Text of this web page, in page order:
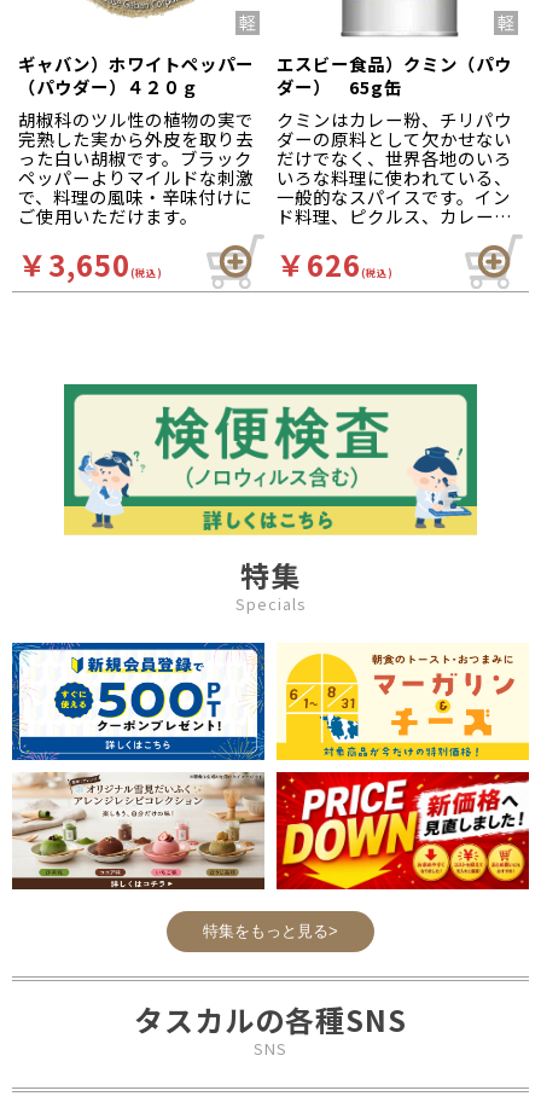
ギャバン）ホワイトペッパー
（パウダー）４２０ｇ
胡椒科のツル性の植物の実で
完熟した実から外皮を取り去
った白い胡椒です。ブラック
ペッパーよりマイルドな刺激
で、料理の風味・辛味付けに
ご使用いただけます。
￥3,650(税込)
エスビー食品）クミン（パウ
ダー） 65g缶
クミンはカレー粉、チリパウ
ダーの原料として欠かせない
だけでなく、世界各地のいろ
いろな料理に使われている、
一般的なスパイスです。イン
ド料理、ピクルス、カレー、
￥626(税込)
特集
Specials
特集をもっと見る>
タスカルの各種SNS
SNS